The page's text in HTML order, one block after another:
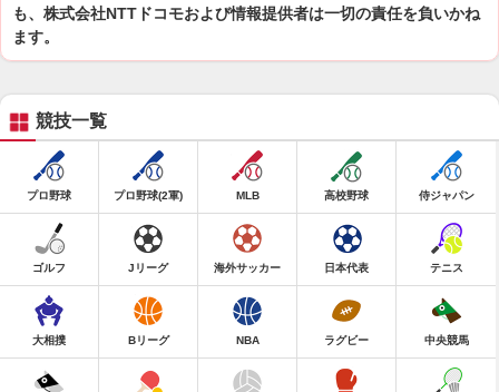
も、株式会社NTTドコモおよび情報提供者は一切の責任を負いかね
ます。
競技一覧
プロ野球 プロ野球(2軍) MLB 高校野球 侍ジャパン
ゴルフ Jリーグ 海外サッカー 日本代表 テニス
大相撲 Bリーグ NBA ラグビー 中央競馬